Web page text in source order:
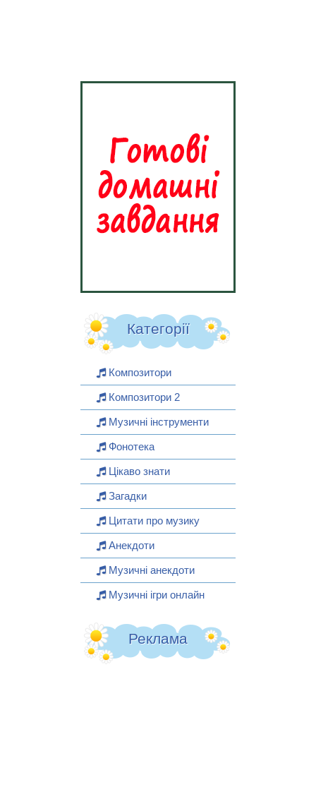
Категорії
Композитори
Композитори 2
Музичні інструменти
Фонотека
Цікаво знати
Загадки
Цитати про музику
Анекдоти
Музичні анекдоти
Музичні ігри онлайн
Реклама